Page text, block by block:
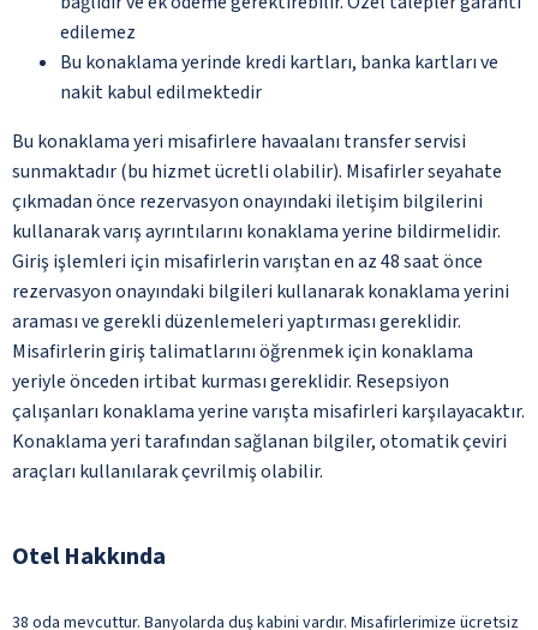
edilemez
Bu konaklama yerinde kredi kartları, banka kartları ve
nakit kabul edilmektedir
Bu konaklama yeri misafirlere havaalanı transfer servisi
sunmaktadır (bu hizmet ücretli olabilir). Misafirler seyahate
çıkmadan önce rezervasyon onayındaki iletişim bilgilerini
kullanarak varış ayrıntılarını konaklama yerine bildirmelidir.
Giriş işlemleri için misafirlerin varıştan en az 48 saat önce
rezervasyon onayındaki bilgileri kullanarak konaklama yerini
araması ve gerekli düzenlemeleri yaptırması gereklidir.
Misafirlerin giriş talimatlarını öğrenmek için konaklama
yeriyle önceden irtibat kurması gereklidir. Resepsiyon
çalışanları konaklama yerine varışta misafirleri karşılayacaktır.
Konaklama yeri tarafından sağlanan bilgiler, otomatik çeviri
araçları kullanılarak çevrilmiş olabilir.
Otel Hakkında
38 oda mevcuttur. Banyolarda duş kabini vardır. Misafirlerimize ücretsiz